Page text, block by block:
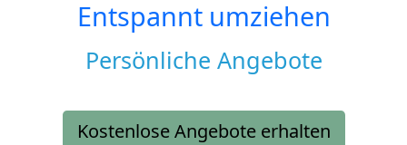
Entspannt umziehen
Persönliche Angebote
Kostenlose Angebote erhalten